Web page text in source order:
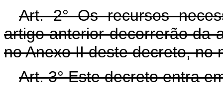
Art. 2° Os recursos
artigo anterior decorrerão da
no Anexo II deste decreto, no
Art. 3° Este decreto entra